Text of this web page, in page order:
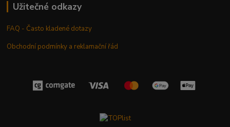
Užitečné odkazy
FAQ - Často kladené dotazy
Obchodní podmínky a reklamační řád